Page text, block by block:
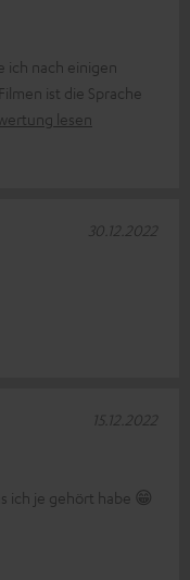
ich nach einigen
ist die Sprache
lesen
30.12.2022
ich je gehört habe 😁
15.12.2022